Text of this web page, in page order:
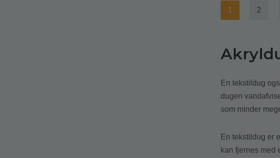
1 2
En tekstildug
dugen
som minder
En tekstildug er
kan fjernes med